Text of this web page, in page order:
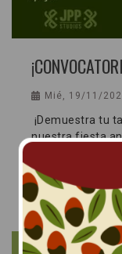
Mié, 19/11/
¡Demuestra tu
nuestra fiesta